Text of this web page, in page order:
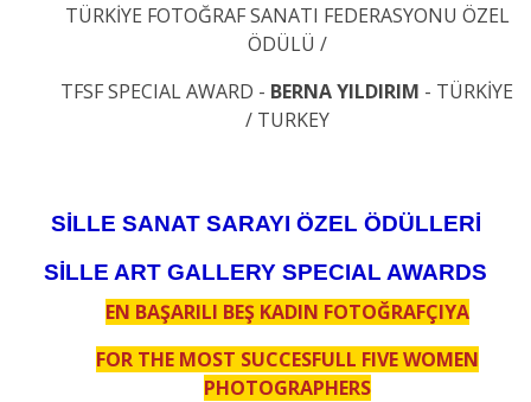
TÜRKİYE FOTOĞRAF SANATI FEDERASYONU ÖZEL
ÖDÜLÜ /
TFSF SPECIAL AWARD - BERNA YILDIRIM - TÜRKİYE
/ TURKEY
SİLLE SANAT SARAYI ÖZEL ÖDÜLLERİ
SİLLE ART GALLERY SPECIAL AWARDS
EN BAŞARILI BEŞ KADIN FOTOĞRAFÇIYA
FOR THE MOST SUCCESFULL FIVE WOMEN
PHOTOGRAPHERS